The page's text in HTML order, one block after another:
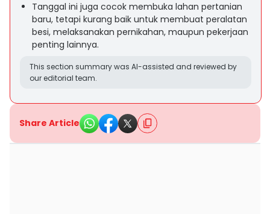
Tanggal ini juga cocok membuka lahan pertanian
baru, tetapi kurang baik untuk membuat peralatan
besi, melaksanakan pernikahan, maupun pekerjaan
penting lainnya.
This section summary was AI-assisted and reviewed by
our editorial team.
Share Article